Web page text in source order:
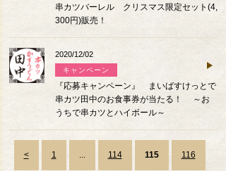
串カツバーレル クリスマス限定セット(4,
300円)販売！
2020/12/02
キャンペーン
『応募キャンペーン』 まいばすけっとで
串カツ田中のお食事券が当たる！ ～お
うちで串カツとハイボール～
< 1 ... 114 115 116